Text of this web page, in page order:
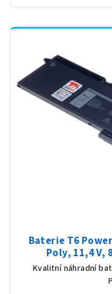
Baterie T6
Poly, 11,4 V,
Kvalitní náhradní